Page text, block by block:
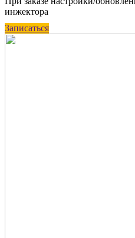
инжектора
Записаться